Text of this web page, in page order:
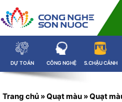
DỰ TOÁN CÔNG NGHỆ S.CHẬU CẢNH
Trang chủ »Quạt màu »Quạt